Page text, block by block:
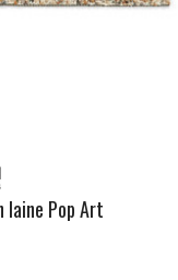
laine Pop Art